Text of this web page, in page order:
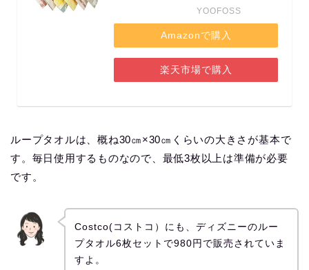
YOOFOSS
Amazonで購入
楽天市場で購入
ループタオルは、概ね30㎝×30㎝くらいの大きさが基本で
す。毎日使用するものなので、最低3枚以上は準備が必要
です。
Costco(コストコ）にも、ディズニーのルー
プタオル6枚セットで980円で販売されていま
すよ。